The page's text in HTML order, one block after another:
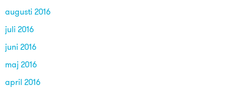
augusti 2016
juli 2016
juni 2016
maj 2016
april 2016